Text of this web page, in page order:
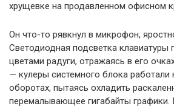
хрущевке на продавленном офисном
Он что-то рявкнул в микрофон,
Светодиодная подсветка клавиатуры
цветами радуги, отражаясь в его
— кулеры системного блока работали
оборотах, пытаясь охладить
перемалывающее гигабайты